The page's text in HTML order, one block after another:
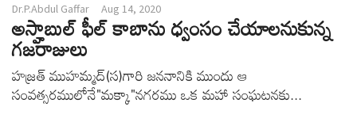
Dr.P.Abdul Gaffar Aug 14, 2020
అస్హాబుల్ ఫీల్ కాబాను ధ్వంసం చేయాలనుకున్న
గజరాజులు
హజ్రత్ ముహమ్మద్(స)గారి జననానికి ముందు ఆ
సంవత్సరములోనే"మక్కా"నగరము ఒక మహా సంఘటనకు...